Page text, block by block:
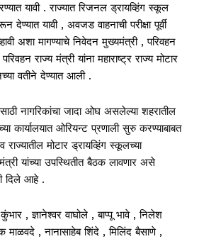
यावी . राज्यात रिजनल ड्रायव्हिंग स्कूल
यावी , अवजड वाहनाची परीक्षा पूर्वी
अशा मागण्याचे निवेदन मुख्यमंत्री , परिवहन
राज्य मंत्री यांना महाराष्ट्र राज्य मोटार
वतीने देण्यात आली .
नागरिकांचा जादा ओघ असलेल्या शहरातील
कार्यालयात ओरियन्ट प्रणाली सुरु करण्याबाबत
मोटार ड्रायव्हिंग स्कूलच्या
यांच्या उपस्थितीत बैठक लावणार असे
दिले आहे .
, ज्ञानेश्वर वाघोले , बाप्पू भावे , निलेश
माळवदे , नानासाहेब शिंदे , मिलिंद बैसाणे ,